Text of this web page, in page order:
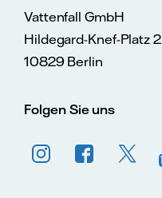
Vattenfall GmbH
Hildegard-Knef-Platz 2
10829 Berlin
Folgen Sie uns